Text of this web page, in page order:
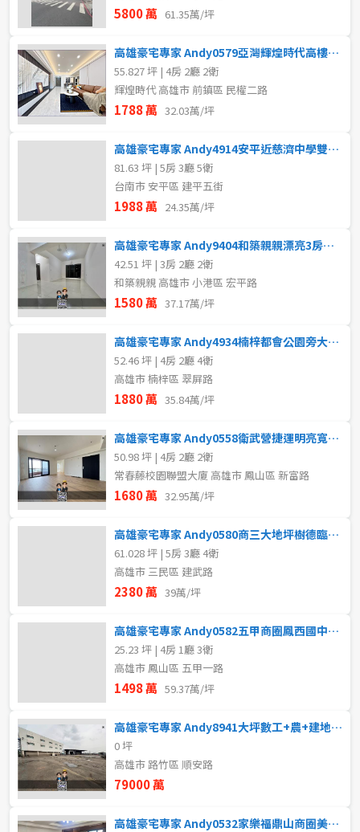
5800 萬 61.35萬/坪
高雄豪宅專家 Andy0579亞灣輝煌時代高樓景觀4房平車
55.827 坪 | 4房 2廳 2衛
輝煌時代 高雄市 前鎮區 民權二路
1788 萬 32.03萬/坪
高雄豪宅專家 Andy4914安平近慈濟中學雙公園大地坪透天
81.63 坪 | 5房 3廳 5衛
台南市 安平區 建平五街
1988 萬 24.35萬/坪
高雄豪宅專家 Andy9404和築親親漂亮3房車位
42.51 坪 | 3房 2廳 2衛
和築親親 高雄市 小港區 宏平路
1580 萬 37.17萬/坪
高雄豪宅專家 Andy4934楠梓都會公園旁大地坪優質透天
52.46 坪 | 4房 2廳 4衛
高雄市 楠梓區 翠屏路
1880 萬 35.84萬/坪
高雄豪宅專家 Andy0558衛武營捷運明亮寬敞景觀四房平車
50.98 坪 | 4房 2廳 2衛
常春藤校園聯盟大廈 高雄市 鳳山區 新富路
1680 萬 32.95萬/坪
高雄豪宅專家 Andy0580商三大地坪樹德臨路鈔集金鑽店
61.028 坪 | 5房 3廳 4衛
高雄市 三民區 建武路
2380 萬 39萬/坪
高雄豪宅專家 Andy0582五甲商圈鳳西國中翻新透天
25.23 坪 | 4房 1廳 3衛
高雄市 鳳山區 五甲一路
1498 萬 59.37萬/坪
高雄豪宅專家 Andy8941大坪數工+農+建地+廠房+天車
0 坪
高雄市 路竹區 順安路
79000 萬
高雄豪宅專家 Andy0532家樂福鼎山商圈美3房車位